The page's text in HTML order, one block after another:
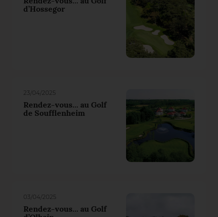
Rendez-vous... au Golf
d’Hossegor
23/04/2025
Rendez-vous... au Golf
de Soufflenheim
03/04/2025
Rendez-vous... au Golf